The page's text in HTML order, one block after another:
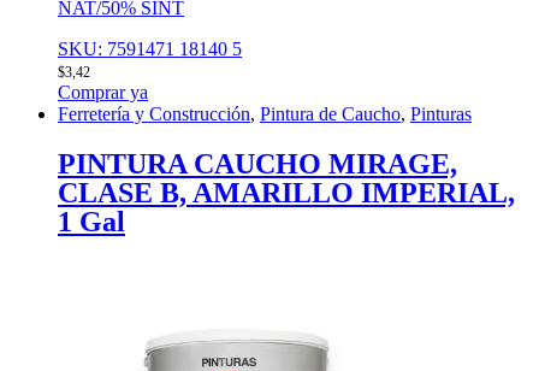
NAT/50% SINT
SKU: 7591471 18140 5
$3,42
Comprar ya
Ferretería y Construcción, Pintura de Caucho, Pinturas
PINTURA CAUCHO MIRAGE,
CLASE B, AMARILLO IMPERIAL,
1 Gal